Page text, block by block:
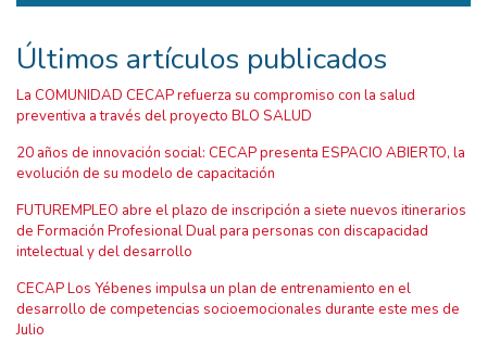
Últimos artículos publicados
La COMUNIDAD CECAP refuerza su compromiso con la salud
preventiva a través del proyecto BLO SALUD
20 años de innovación social: CECAP presenta ESPACIO ABIERTO, la
evolución de su modelo de capacitación
FUTUREMPLEO abre el plazo de inscripción a siete nuevos itinerarios
de Formación Profesional Dual para personas con discapacidad
intelectual y del desarrollo
CECAP Los Yébenes impulsa un plan de entrenamiento en el
desarrollo de competencias socioemocionales durante este mes de
Julio